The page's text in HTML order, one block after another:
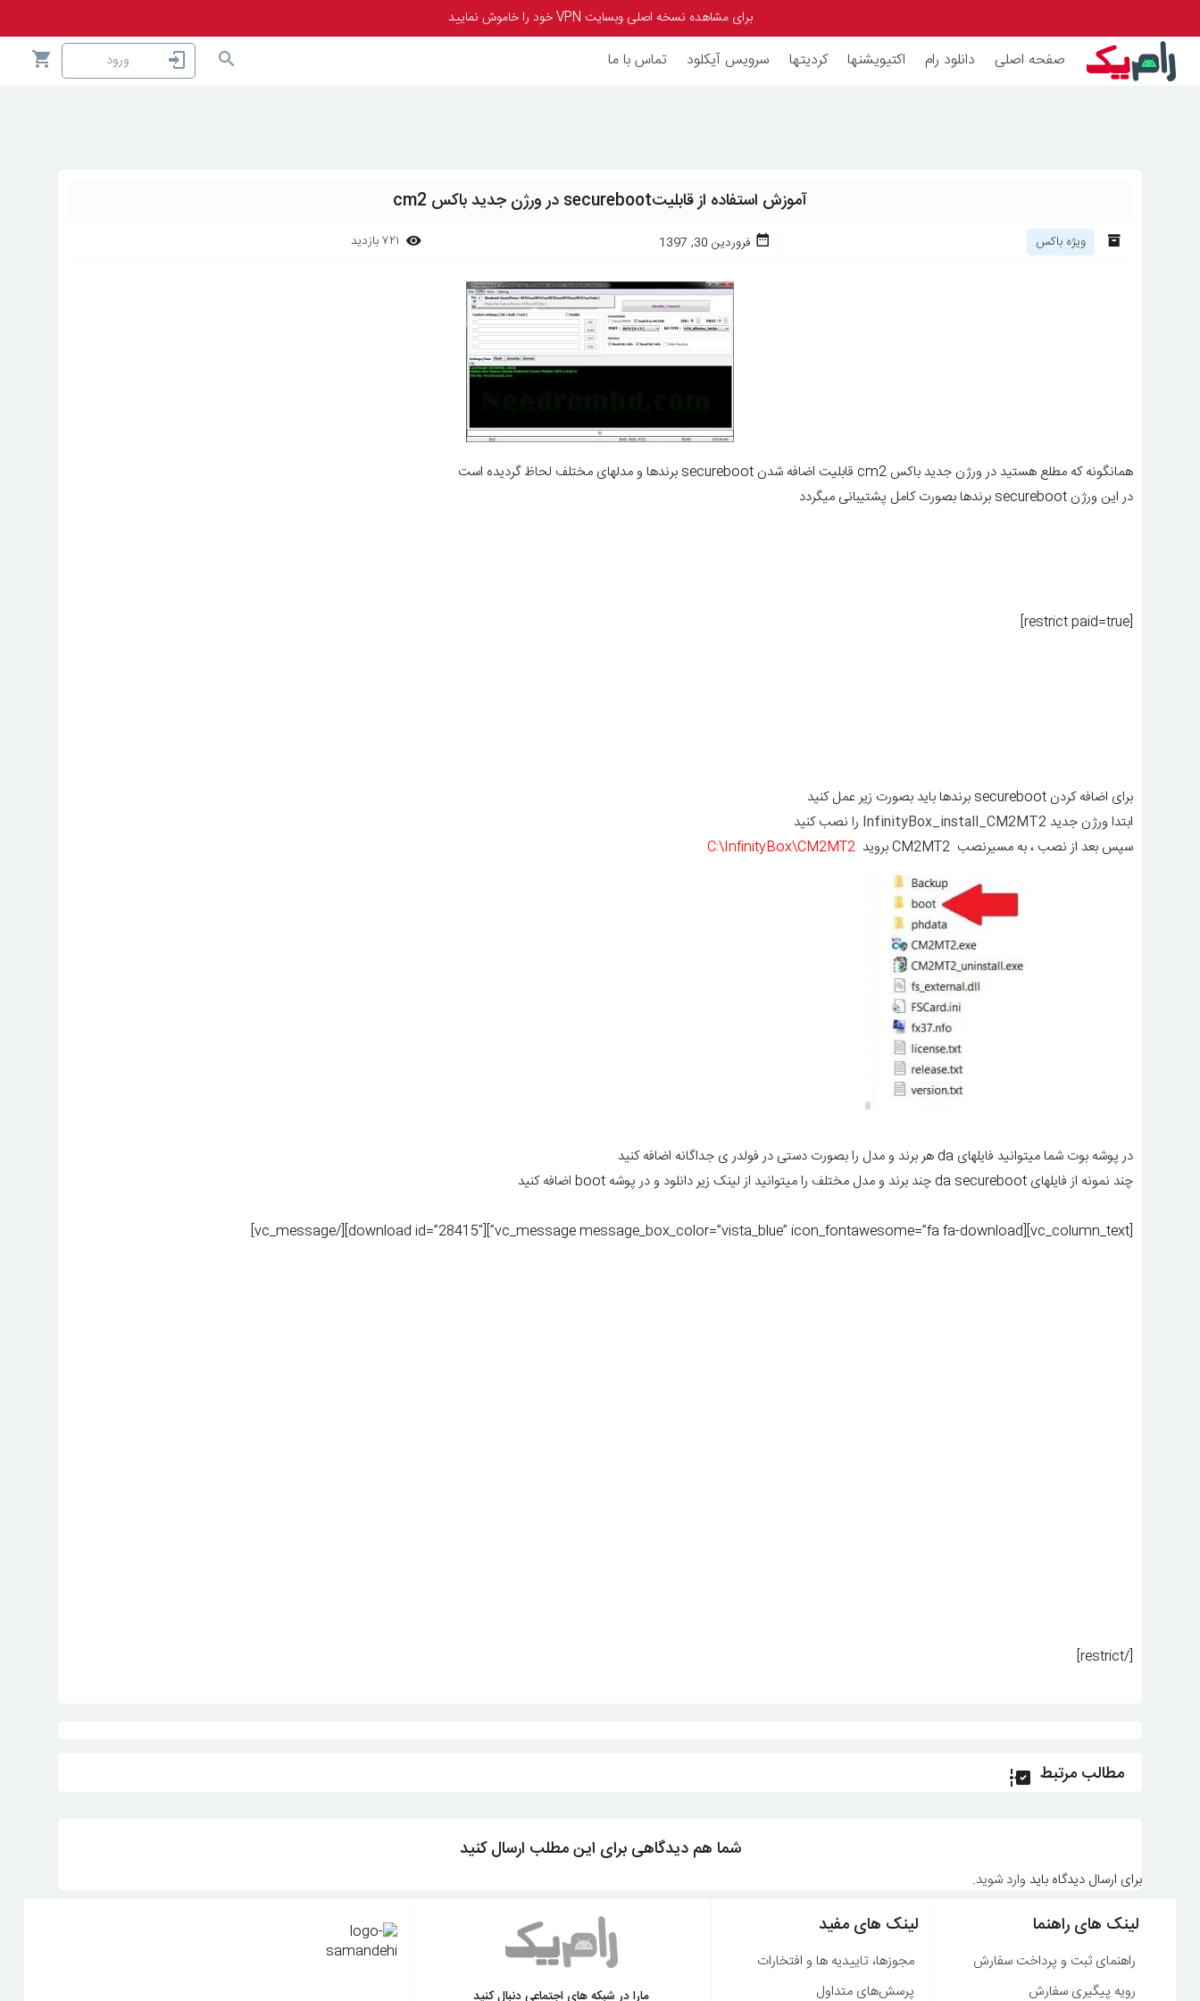
برای مشاهده نسخه اصلی وبسایت VPN خود را خاموش نمایید
صفحه اصلی دانلود رام اکتیویشنها کردیتها سرویس آیکلود تماس با ما ورود
آموزش استفاده از قابلیتsecureboot در ورژن جدید باکس cm2
ویژه باکس فروردین 30, 1397 ۷۲۱بازدید
همانگونه که مطلع هستید در ورژن جدید باکس cm2 قابلیت اضافه شدن secureboot برندها و مدلهای مختلف لحاظ گردیده است
در این ورژن secureboot برندها بصورت کامل پشتیبانی میگردد
[restrict paid=true]
برای اضافه کردن secureboot برندها باید بصورت زیر عمل کنید
ابتدا ورژن جدید InfinityBox_install_CM2MT2 را نصب کنید
سپس بعد از نصب ، به مسیرنصب CM2MT2 بروید
C:\InfinityBox\CM2MT2
در پوشه بوت شما میتوانید فایلهای da هر برند و مدل را بصورت دستی در فولدر ی جداگانه اضافه کنید
چند نمونه از فایلهای da secureboot چند برند و مدل مختلف را میتوانید از لینک زیر دانلود و در پوشه boot اضافه کنید
[vc_column_text][vc_message message_box_color=”vista_blue” icon_fontawesome=”fa fa-download”][download id=”28415″][/vc_message]
[/restrict]
مطالب مرتبط
شما هم دیدگاهی برای این مطلب ارسال کنید
برای ارسال دیدگاه باید وارد شوید.
لینک های راهنما
راهنمای ثبت و پرداخت سفارش
رویه پیگیری سفارش
لینک های مفید
مجوزها، تاییدیه ها و افتخارات
پرسش‌های متداول
مارا در شبکه های اجتماعی دنبال کنید